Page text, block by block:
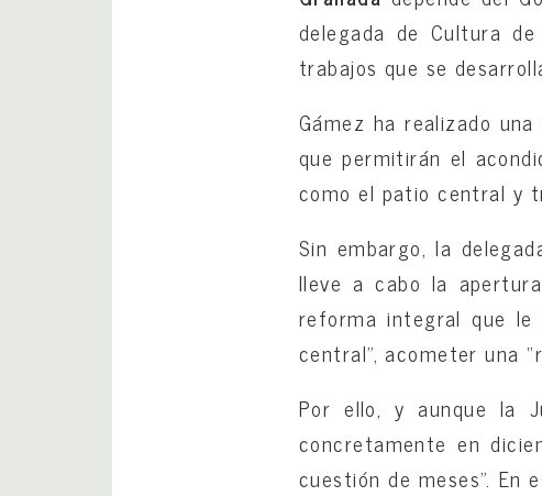
delegada de Cultura
trabajos que se
Gámez ha realizado
que permitirán el
como el patio central y
Sin embargo, la
lleve a cabo la
reforma integral que le
central”, acometer una
Por ello, y aunque la
concretamente en
cuestión de meses”. En